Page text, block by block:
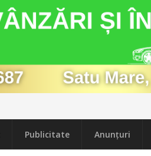
Publicitate Anunțuri